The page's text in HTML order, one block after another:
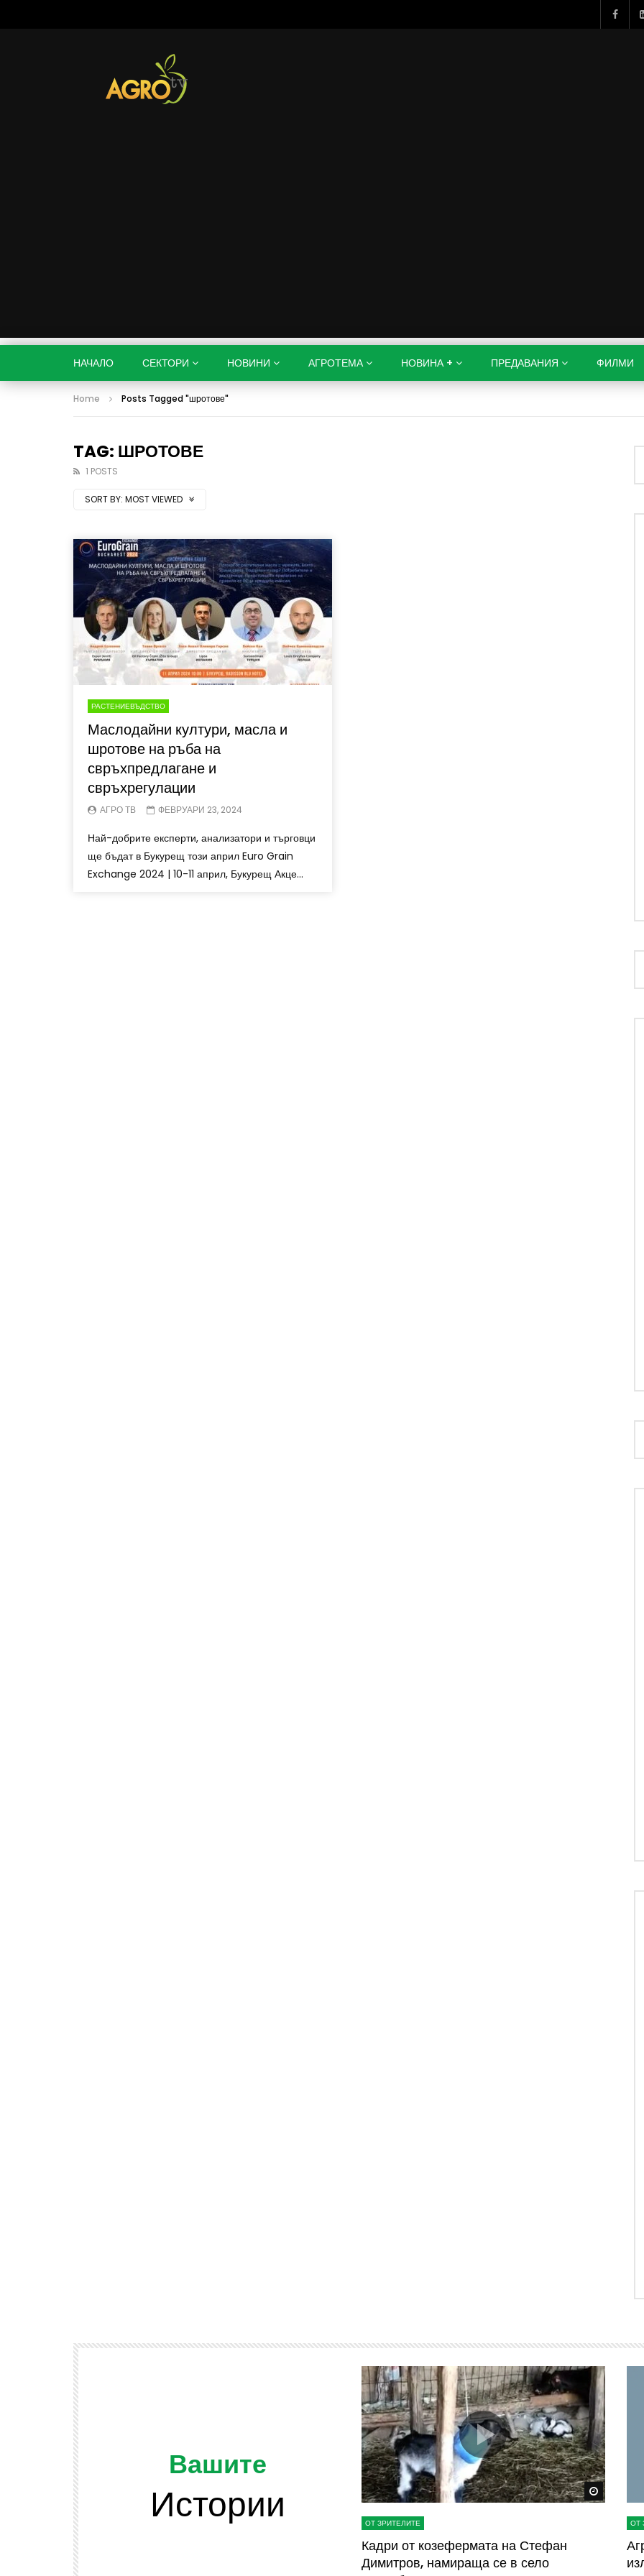
НАЧАЛО СЕКТОРИ НОВИНИ АГРОТЕМА НОВИНА + ПРЕДАВАНИЯ ФИЛМИ
Home Posts Tagged "шротове"
TAG: ШРОТОВЕ
1 POSTS
SORT BY: MOST VIEWED
РАСТЕНИЕВЪДСТВО
Маслодайни култури, масла и
шротове на ръба на
свръхпредлагане и
свръхрегулации
АГРО ТВ ФЕВРУАРИ 23, 2024
Най-добрите експерти, анализатори и търговци
ще бъдат в Букурещ този април Euro Grain
Exchange 2024 | 10-11 април, Букурещ Акце...
Вашите
Истории
Watch Later Watch Later Watch
ОТ ЗРИТЕЛИТЕ
Кадри от козефермата на Стефан
Димитров, намираща се в село
ОТ